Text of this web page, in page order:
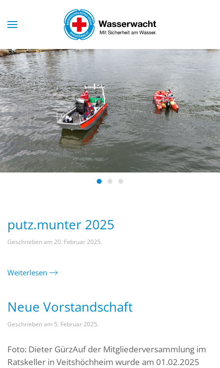
Skip to main content
putz.munter 2025
Geschrieben am 20. Februar 2025.
Weiterlesen
Neue Vorstandschaft
Geschrieben am 5. Februar 2025.
Foto: Dieter GürzAuf der Mitgliederversammlung im
Ratskeller in Veitshöchheim wurde am 01.02.2025